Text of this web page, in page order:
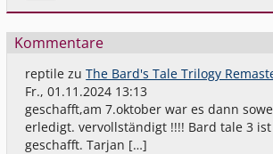
Kommentare
reptile zuThe Bard's Tale Trilogy
Fr., 01.11.2024 13:13
geschafft,am 7.oktober war es dann
erledigt. vervollständigt !!!! Bard tale 3 ist
geschafft. Tarjan […]